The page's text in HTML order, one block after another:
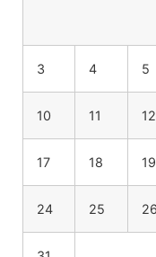
3 4 5
10 11 12
17 18 19
24 25 26